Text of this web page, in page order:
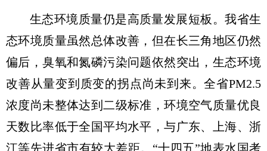
生态环境质量仍是高质量发展短板。我省生
态环境质量虽然总体改善，但在长三角地区仍然
偏后，臭氧和氮磷污染问题依然突出，生态环境
改善从量变到质变的拐点尚未到来。全省PM2.5
浓度尚未整体达到二级标准，环境空气质量优良
天数比率低于全国平均水平，与广东、上海、浙
江等先进省市有较大差距。“十四五”地表水国考